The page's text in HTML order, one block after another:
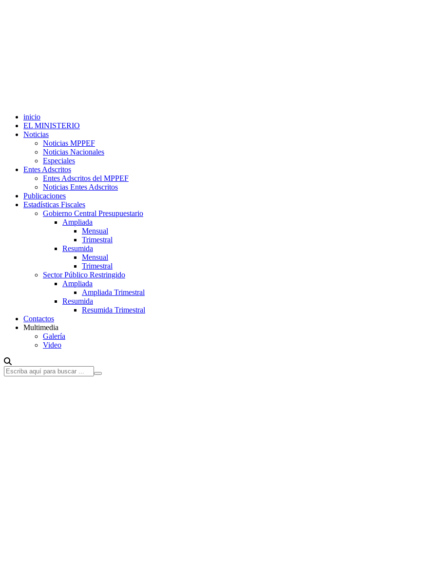
inicio
EL MINISTERIO
Noticias
Noticias MPPEF
Noticias Nacionales
Especiales
Entes Adscritos
Entes Adscritos del MPPEF
Noticias Entes Adscritos
Publicaciones
Estadísticas Fiscales
Gobierno Central Presupuestario
Ampliada
Mensual
Trimestral
Resumida
Mensual
Trimestral
Sector Público Restringido
Ampliada
Ampliada Trimestral
Resumida
Resumida Trimestral
Contactos
Multimedia
Galería
Video